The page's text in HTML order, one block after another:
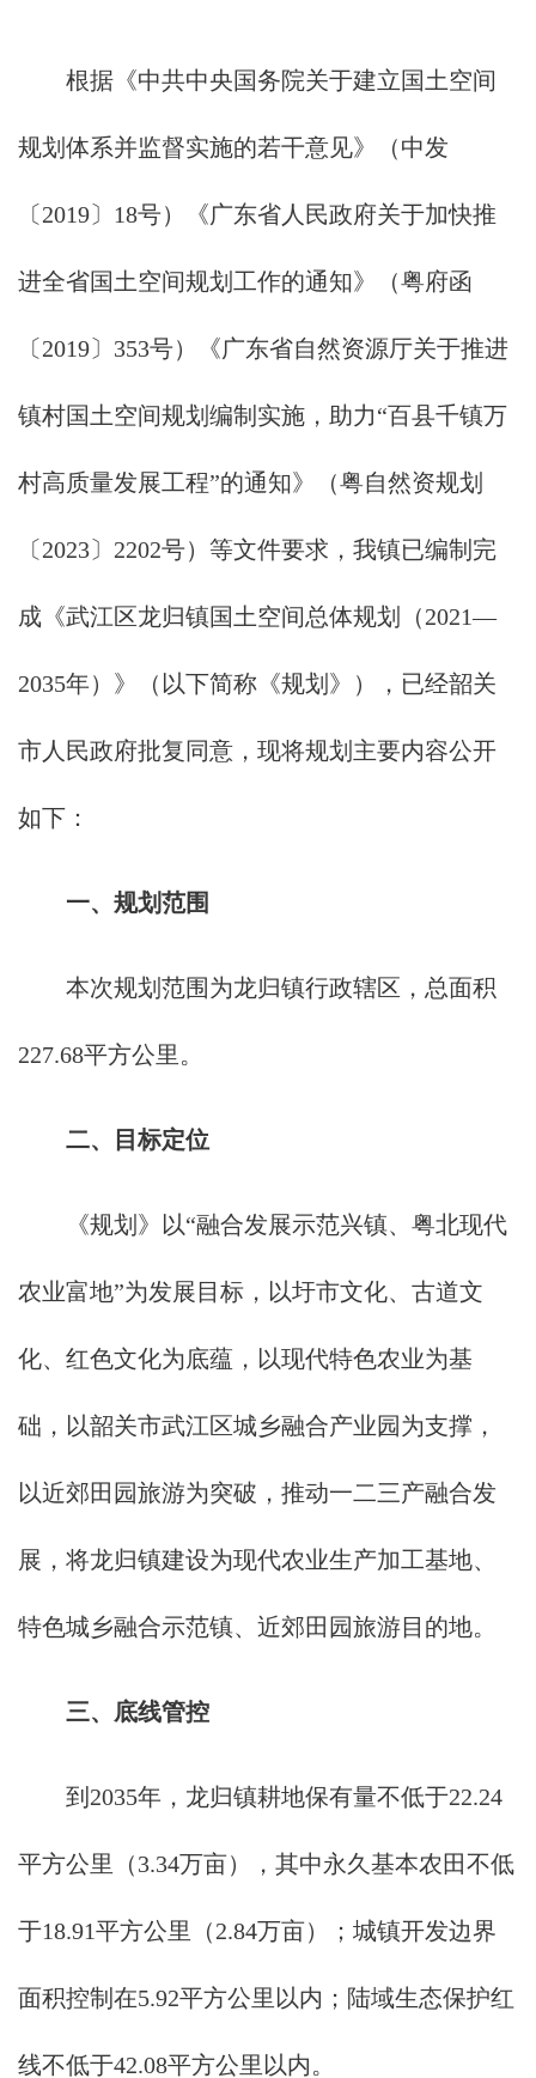
根据《中共中央国务院关于建立国土空间
规划体系并监督实施的若干意见》（中发
〔2019〕18号）《广东省人民政府关于加快推
进全省国土空间规划工作的通知》（粤府函
〔2019〕353号）《广东省自然资源厅关于推进
镇村国土空间规划编制实施，助力“百县千镇万
村高质量发展工程”的通知》（粤自然资规划
〔2023〕2202号）等文件要求，我镇已编制完
成《武江区龙归镇国土空间总体规划（2021—
2035年）》（以下简称《规划》），已经韶关
市人民政府批复同意，现将规划主要内容公开
如下：
一、规划范围
本次规划范围为龙归镇行政辖区，总面积
227.68平方公里。
二、目标定位
《规划》以“融合发展示范兴镇、粤北现代
农业富地”为发展目标，以圩市文化、古道文
化、红色文化为底蕴，以现代特色农业为基
础，以韶关市武江区城乡融合产业园为支撑，
以近郊田园旅游为突破，推动一二三产融合发
展，将龙归镇建设为现代农业生产加工基地、
特色城乡融合示范镇、近郊田园旅游目的地。
三、底线管控
到2035年，龙归镇耕地保有量不低于22.24
平方公里（3.34万亩），其中永久基本农田不低
于18.91平方公里（2.84万亩）；城镇开发边界
面积控制在5.92平方公里以内；陆域生态保护红
线不低于42.08平方公里以内。